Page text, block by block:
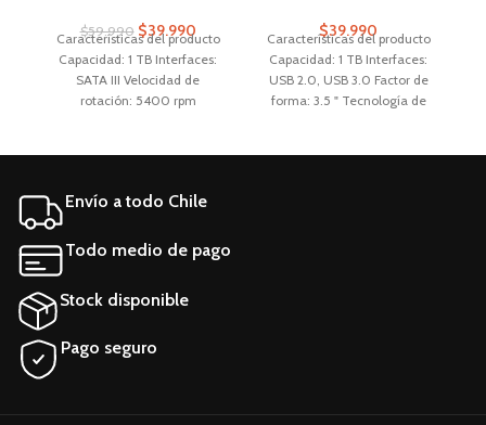
$59.990 $39.990
Características del producto
Capacidad: 1 TB Interfaces:
SATA III Velocidad de
rotación: 5400 rpm
Características generales
External 1TB Modelo ER-
$39.990
Características del producto
Capacidad: 1 TB Interfaces:
USB 2.0, USB 3.0 Factor de
forma: 3.5 " Tecnología de
Envío a todo Chile
Todo medio de pago
Stock disponible
Pago seguro